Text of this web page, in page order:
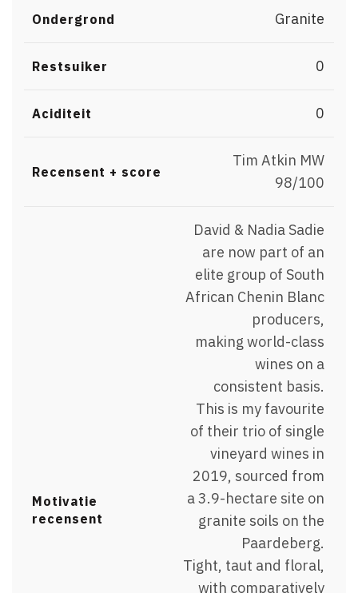
Ondergrond Granite
Restsuiker 0
Aciditeit 0
Recensent + score
Tim Atkin MW
98/100
Motivatie
recensent
David & Nadia Sadie
are now part of an
elite group of South
African Chenin Blanc
producers,
making world-class
wines on a
consistent basis.
This is my favourite
of their trio of single
vineyard wines in
2019, sourced from
a 3.9-hectare site on
granite soils on the
Paardeberg.
Tight, taut and floral,
with comparatively